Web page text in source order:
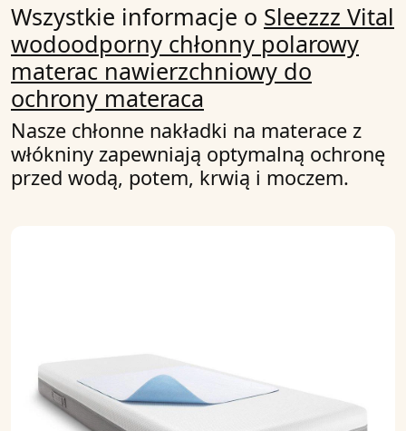
Wszystkie informacje o Sleezzz Vital
wodoodporny chłonny polarowy
materac nawierzchniowy do
ochrony materaca
Nasze chłonne nakładki na materace z
włókniny zapewniają optymalną ochronę
przed wodą, potem, krwią i moczem.